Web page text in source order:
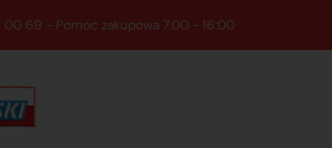
69 - Pomoc zakupowa 7:00 - 16:00